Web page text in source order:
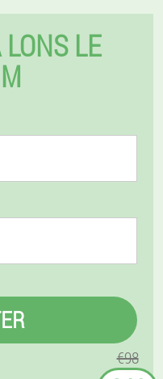
LE
€98